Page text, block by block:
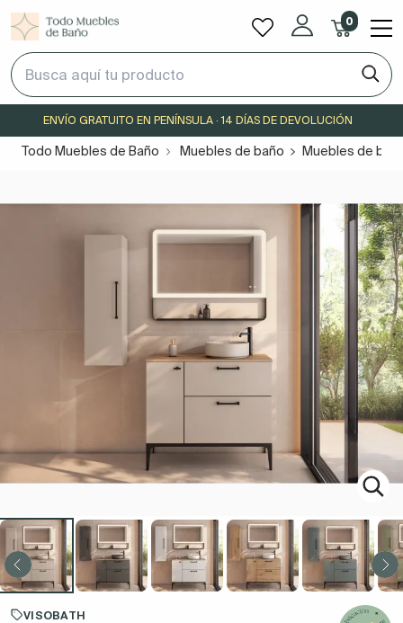
0
ENVÍO GRATUITO EN PENÍNSULA · 14 DÍAS DE DEVOLUCIÓN
Todo Muebles de Baño Muebles de baño Muebles de
VISOBATH